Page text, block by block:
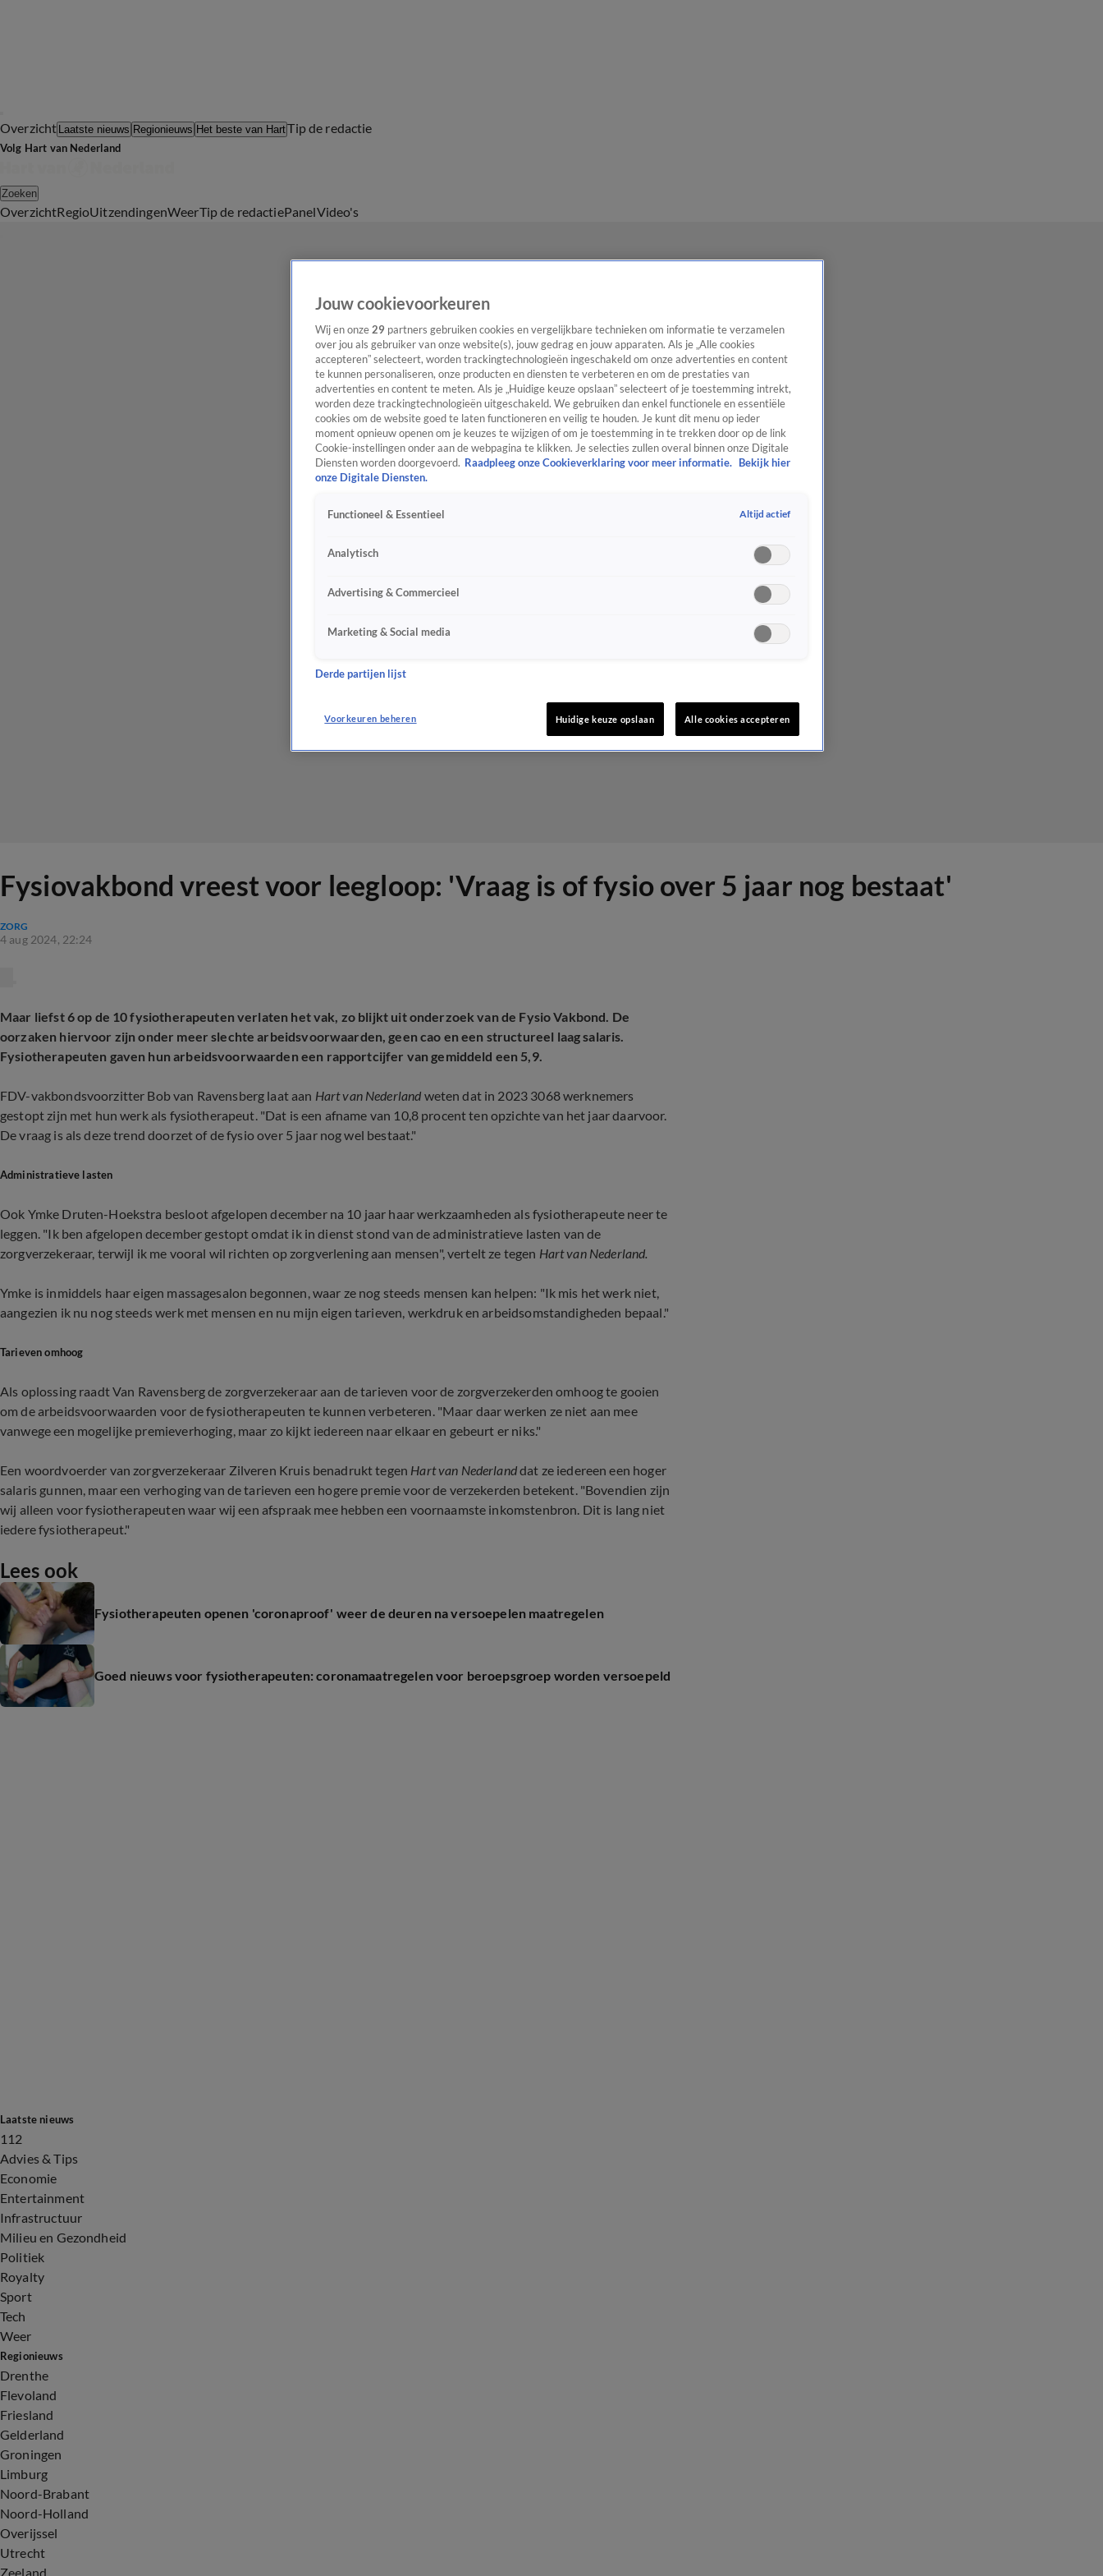
Overzicht Laatste nieuws Regionieuws Het beste van HartTip de redactie
Volg Hart van Nederland
Zoeken
OverzichtRegioUitzendingenWeerTip de redactiePanelVideo's
Fysiovakbond vreest voor leegloop: 'Vraag is of fysio over 5 jaar nog bestaat'
ZORG
4 aug 2024, 22:24
Maar liefst 6 op de 10 fysiotherapeuten verlaten het vak, zo blijkt uit onderzoek van de Fysio Vakbond. De
oorzaken hiervoor zijn onder meer slechte arbeidsvoorwaarden, geen cao en een structureel laag salaris.
Fysiotherapeuten gaven hun arbeidsvoorwaarden een rapportcijfer van gemiddeld een 5,9.
FDV-vakbondsvoorzitter Bob van Ravensberg laat aan Hart van Nederland weten dat in 2023 3068 werknemers
gestopt zijn met hun werk als fysiotherapeut. "Dat is een afname van 10,8 procent ten opzichte van het jaar daarvoor.
De vraag is als deze trend doorzet of de fysio over 5 jaar nog wel bestaat."
Administratieve lasten
Ook Ymke Druten-Hoekstra besloot afgelopen december na 10 jaar haar werkzaamheden als fysiotherapeute neer te
leggen. "Ik ben afgelopen december gestopt omdat ik in dienst stond van de administratieve lasten van de
zorgverzekeraar, terwijl ik me vooral wil richten op zorgverlening aan mensen", vertelt ze tegen Hart van Nederland.
Ymke is inmiddels haar eigen massagesalon begonnen, waar ze nog steeds mensen kan helpen: "Ik mis het werk niet,
aangezien ik nu nog steeds werk met mensen en nu mijn eigen tarieven, werkdruk en arbeidsomstandigheden bepaal."
Tarieven omhoog
Als oplossing raadt Van Ravensberg de zorgverzekeraar aan de tarieven voor de zorgverzekerden omhoog te gooien
om de arbeidsvoorwaarden voor de fysiotherapeuten te kunnen verbeteren. "Maar daar werken ze niet aan mee
vanwege een mogelijke premieverhoging, maar zo kijkt iedereen naar elkaar en gebeurt er niks."
Een woordvoerder van zorgverzekeraar Zilveren Kruis benadrukt tegen Hart van Nederlanddat ze iedereen een hoger
salaris gunnen, maar een verhoging van de tarieven een hogere premie voor de verzekerden betekent. "Bovendien zijn
wij alleen voor fysiotherapeuten waar wij een afspraak mee hebben een voornaamste inkomstenbron. Dit is lang niet
iedere fysiotherapeut."
Lees ook
Fysiotherapeuten openen 'coronaproof' weer de deuren na versoepelen maatregelen
Goed nieuws voor fysiotherapeuten: coronamaatregelen voor beroepsgroep worden versoepeld
Laatste nieuws
112
Advies & Tips
Economie
Entertainment
Infrastructuur
Milieu en Gezondheid
Politiek
Royalty
Sport
Tech
Weer
Regionieuws
Drenthe
Flevoland
Friesland
Gelderland
Groningen
Limburg
Noord-Brabant
Noord-Holland
Overijssel
Utrecht
Zeeland
Jouw cookievoorkeuren
Wij en onze 29 partners gebruiken cookies en vergelijkbare technieken om informatie te verzamelen
over jou als gebruiker van onze website(s), jouw gedrag en jouw apparaten. Als je „Alle cookies
accepteren” selecteert, worden trackingtechnologieën ingeschakeld om onze advertenties en content
te kunnen personaliseren, onze producten en diensten te verbeteren en om de prestaties van
advertenties en content te meten. Als je „Huidige keuze opslaan” selecteert of je toestemming intrekt,
worden deze trackingtechnologieën uitgeschakeld. We gebruiken dan enkel functionele en essentiële
cookies om de website goed te laten functioneren en veilig te houden. Je kunt dit menu op ieder
moment opnieuw openen om je keuzes te wijzigen of om je toestemming in te trekken door op de link
Cookie-instellingen onder aan de webpagina te klikken. Je selecties zullen overal binnen onze Digitale
Diensten worden doorgevoerd. Raadpleeg onze Cookieverklaring voor meer informatie.
Bekijk hier
onze Digitale Diensten.
Functioneel & Essentieel Altijd actief
Analytisch
Advertising & Commercieel
Marketing & Social media
Derde partijen lijst
Voorkeuren beheren Huidige keuze opslaan Alle cookies accepteren